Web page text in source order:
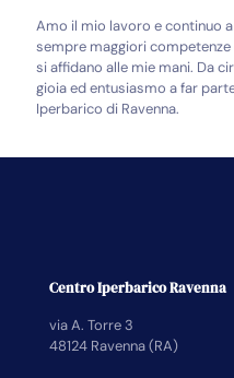
Amo il mio lavoro e continuo
sempre maggiori
si affidano alle mie mani. Da
gioia ed entusiasmo a far
Iperbarico di Ravenna.
Centro Iperbarico Ravenna
via A. Torre 3
48124 Ravenna (RA)